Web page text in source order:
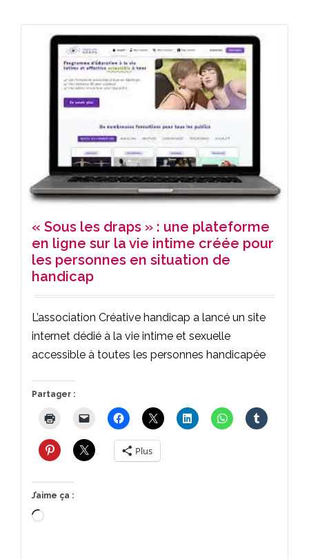
« Sous les draps » : une plateforme
en ligne sur la vie intime créée pour
les personnes en situation de
handicap
L’association Créative handicap a lancé un site
internet dédié à la vie intime et sexuelle
accessible à toutes les personnes handicapée
Partager :
Plus
J’aime ça :
Chargement…